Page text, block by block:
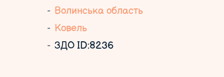
Волинська область
Ковель
ЗДО ID:8236